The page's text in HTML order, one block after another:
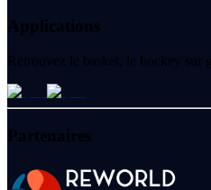
Applications
Retrouvez le basket, le hockey sur
Partenaires